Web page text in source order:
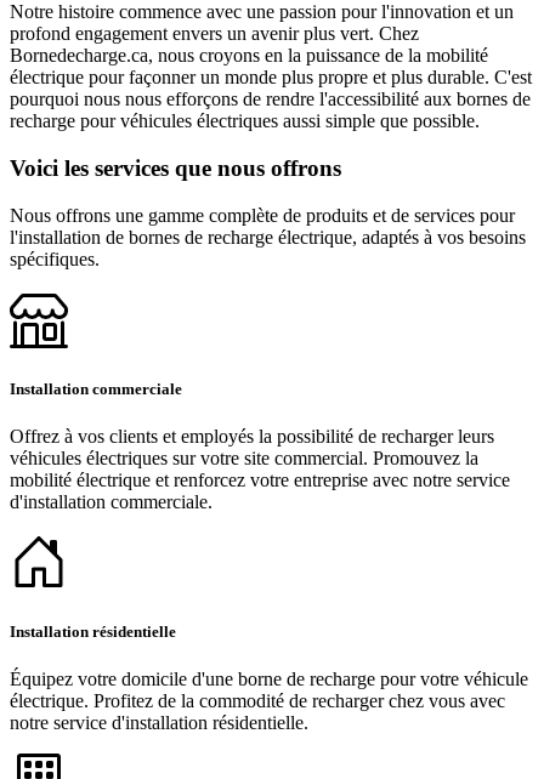
Notre histoire commence avec une passion pour l'innovation et un
profond engagement envers un avenir plus vert. Chez
Bornedecharge.ca, nous croyons en la puissance de la mobilité
électrique pour façonner un monde plus propre et plus durable. C'est
pourquoi nous nous efforçons de rendre l'accessibilité aux bornes de
recharge pour véhicules électriques aussi simple que possible.
Voici les services que nous offrons
Nous offrons une gamme complète de produits et de services pour
l'installation de bornes de recharge électrique, adaptés à vos besoins
spécifiques.
Installation commerciale
Offrez à vos clients et employés la possibilité de recharger leurs
véhicules électriques sur votre site commercial. Promouvez la
mobilité électrique et renforcez votre entreprise avec notre service
d'installation commerciale.
Installation résidentielle
Équipez votre domicile d'une borne de recharge pour votre véhicule
électrique. Profitez de la commodité de recharger chez vous avec
notre service d'installation résidentielle.